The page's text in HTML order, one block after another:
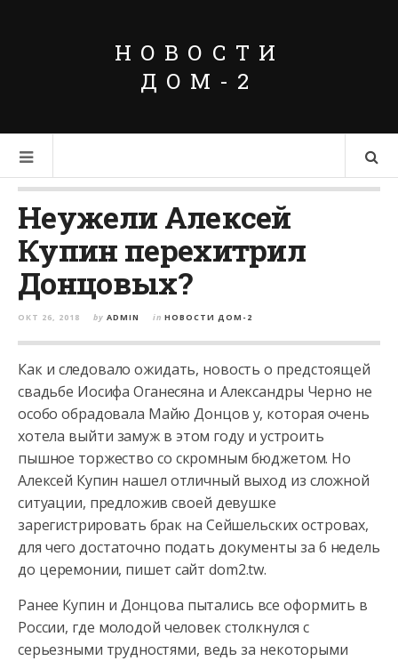
НОВОСТИ
ДОМ-2
Неужели Алексей
Купин перехитрил
Донцовых?
ОКТ 26, 2018 by ADMIN in НОВОСТИ ДОМ-2
Как и следовало ожидать, новость о предстоящей
свадьбе Иосифа Оганесяна и Александры Черно не
особо обрадовала Майю Донцов у, которая очень
хотела выйти замуж в этом году и устроить
пышное торжество со скромным бюджетом. Но
Алексей Купин нашел отличный выход из сложной
ситуации, предложив своей девушке
зарегистрировать брак на Сейшельских островах,
для чего достаточно подать документы за 6 недель
до церемонии, пишет сайт dom2.tw.
Ранее Купин и Донцова пытались все оформить в
России, где молодой человек столкнулся с
серьезными трудностями, ведь за некоторыми